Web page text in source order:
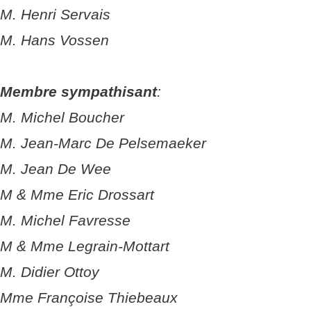
M. Henri Servais
M. Hans Vossen
Membre sympathisant:
M. Michel Boucher
M. Jean-Marc De Pelsemaeker
M. Jean De Wee
M & Mme Eric Drossart
M. Michel Favresse
M & Mme Legrain-Mottart
M. Didier Ottoy
Mme Françoise Thiebeaux